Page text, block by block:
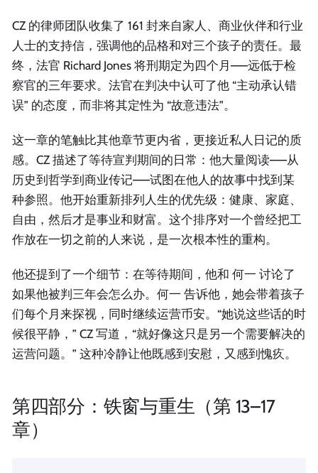
CZ 的律师团队收集了 161 封来自家人、商业伙伴和行业
人士的支持信，强调他的品格和对三个孩子的责任。最
终，法官 Richard Jones 将刑期定为四个月——远低于检
察官的三年要求。法官在判决中认可了他 “主动承认错
误” 的态度，而非将其定性为 “故意违法”。
这一章的笔触比其他章节更内省，更接近私人日记的质
感。CZ 描述了等待宣判期间的日常：他大量阅读——从
历史到哲学到商业传记——试图在他人的故事中找到某
种参照。他开始重新排列人生的优先级：健康、家庭、
自由，然后才是事业和财富。这个排序对一个曾经把工
作放在一切之前的人来说，是一次根本性的重构。
他还提到了一个细节：在等待期间，他和 何一 讨论了
如果他被判三年会怎么办。何一 告诉他，她会带着孩子
们每个月来探视，同时继续运营币安。“她说这些话的时
候很平静，” CZ 写道，“就好像这只是另一个需要解决的
运营问题。” 这种冷静让他既感到安慰，又感到愧疚。
第四部分：铁窗与重生（第 13–17
章）